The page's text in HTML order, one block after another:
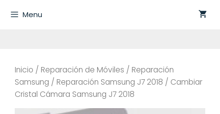
Menu
Inicio / Reparación de Móviles / Reparación
Samsung / Reparación Samsung J7 2018 / Cambiar
Cristal Cámara Samsung J7 2018